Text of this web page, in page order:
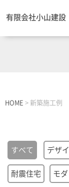
有限会社小山建設
HOME > 新築施工例
すべて デザ
耐震住宅 モ